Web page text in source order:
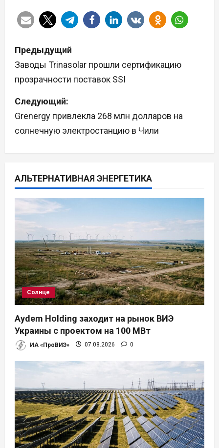
Н
а
в
и
г
и
я
о
з
а
п
и
с
я
м
Предыдущий
Заводы Trinasolar прошли сертификацию
прозрачности поставок SSI
Следующий:
Grenergy привлекла 268 млн долларов на
солнечную электростанцию в Чили
АЛЬТЕРНАТИВНАЯ ЭНЕРГЕТИКА
Солнце
Aydem Holding заходит на рынок ВИЭ
Украины с проектом на 100 МВт
ИА «ПроВИЭ» 07.08.2026 0